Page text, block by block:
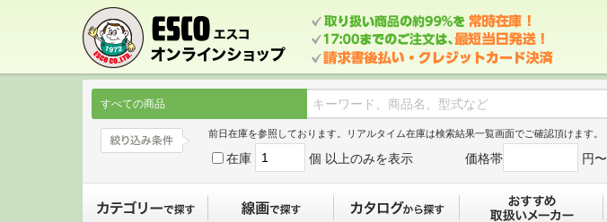
すべての商品
前日在庫を参照しております。リアルタイム在庫は検索結果一覧画面でご確認頂けます。
在庫 個 以上のみを表示 価格帯 円〜